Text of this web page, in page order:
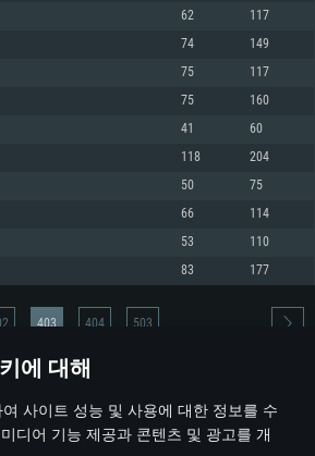
에 대해
사이트 성능 및 사용에 대한 정보를 수
디어 기능 제공과 콘텐츠 및 광고를 개
을 지원하는 AMD Radeon 77XX / NVIDIA
상도: 720p
클라이언트)
클라이언트)
Intel Iris Pro 5200 (Mac), 혹은 이와 비슷한 성
Nvidia. 최소 해상도: 720p
클라이언트)
클라이언트)
고, 최신 그래픽 드라이버를 지원하는 NVIDIA
급의 성능을 가지며 최신 그래픽 드라이버를 지
사양 지원 해상도 720p)
클라이언트)
고, 최신 그래픽 드라이버를 지원하는 NVIDIA
동급의 성능을 가지며 최신 그래픽 드라이버를
미만; 최소사양 지원 해상도 720p) 이상
클라이언트)
62 117
74 149
75 117
75 160
41 60
118 204
50 75
66 114
53 110
83 177
니다
403 404 503